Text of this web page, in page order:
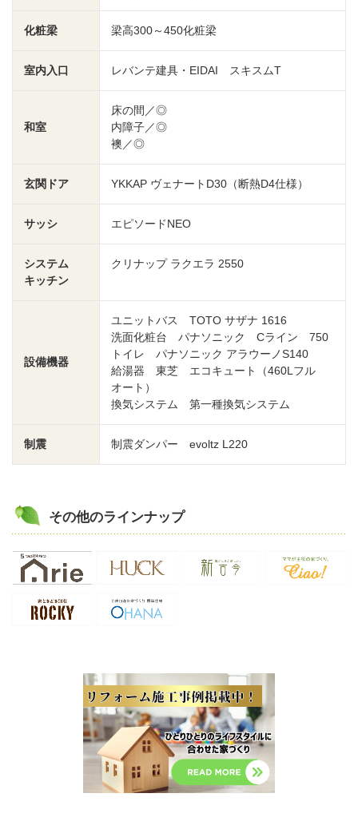
化粧梁 梁高300～450化粧梁
室内入口 レバンテ建具・EIDAI スキスムT
和室
床の間／◎
内障子／◎
襖／◎
玄関ドア YKKAP ヴェナートD30（断熱D4仕様）
サッシ エピソードNEO
システム
キッチン
クリナップ ラクエラ 2550
設備機器
ユニットバス TOTO サザナ 1616
洗面化粧台 パナソニック Cライン 750
トイレ パナソニック アラウーノS140
給湯器 東芝 エコキュート（460Lフル
オート）
換気システム 第一種換気システム
制震 制震ダンパー evoltz L220
その他のラインナップ